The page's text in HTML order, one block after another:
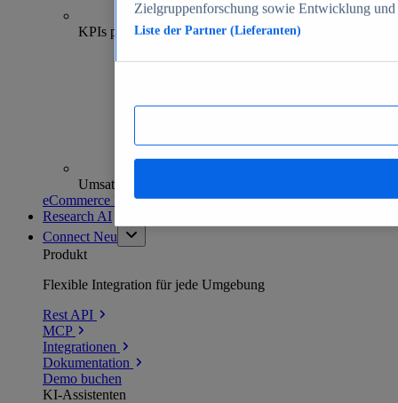
70+
KPIs pro Shop
Umsatzanalysen und -prognosen
eCommerce Insights entdecken
Research AI
Connect Neu
Produkt
Flexible Integration für jede Umgebung
Rest API
MCP
Integrationen
Dokumentation
Demo buchen
KI-Assistenten
Zielgruppenforschung sowie Entwicklung
Liste der Partner (Lieferanten)